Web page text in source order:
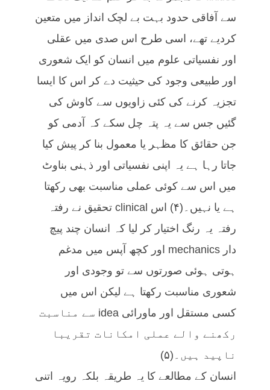
سے آفاقی حدود بہت بے لچک انداز میں متعین
کردیے تھے، اسی طرح اس صدی میں عقلی
اور نفسیاتی علوم میں انسان کو ایک شعوری
اور طبیعی وجود کی حیثیت دے کر اس کا ایسا
تجزیہ کرنے کی کئی زاویوں سے کاوش کی
گئیں جس سے یہ پتہ چل سکے کہ آدمی کو
جن حقائق کا مظہر یا معمول بنا کر پیش کیا
جاتا رہا ہے یہ اپنی نفسیاتی اور ذہنی بناوٹ
میں اس سے کوئی عملی مناسبت بھی رکھتا
ہے یا نہیں۔(۴) اس clinical تحقیق نے رفتہ
رفتہ یہ رنگ اختیار کر لیا کہ انسان چند پیچ
دار mechanics اور کچھ آپس میں مدغم
ہوتی ہوئی صورتوں سے تو وجودی اور
شعوری مناسبت رکھتا ہے لیکن اس میں
کسی مستقل اور ماورائی idea سے مناسبت
رکھنے والے عملی امکانات تقریبا
ناپید ہیں۔(۵)
انسان کے مطالعے کا یہ طریقہ بلکہ رویہ اتنی